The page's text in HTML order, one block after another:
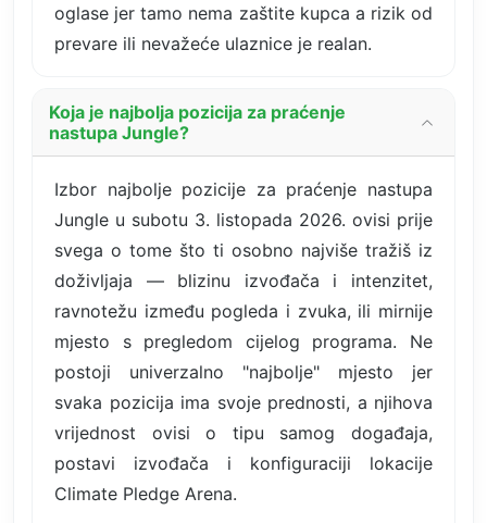
oglase jer tamo nema zaštite kupca a rizik od
prevare ili nevažeće ulaznice je realan.
Koja je najbolja pozicija za praćenje
nastupa Jungle?
Izbor najbolje pozicije za praćenje nastupa
Jungle u subotu 3. listopada 2026. ovisi prije
svega o tome što ti osobno najviše tražiš iz
doživljaja — blizinu izvođača i intenzitet,
ravnotežu između pogleda i zvuka, ili mirnije
mjesto s pregledom cijelog programa. Ne
postoji univerzalno "najbolje" mjesto jer
svaka pozicija ima svoje prednosti, a njihova
vrijednost ovisi o tipu samog događaja,
postavi izvođača i konfiguraciji lokacije
Climate Pledge Arena.